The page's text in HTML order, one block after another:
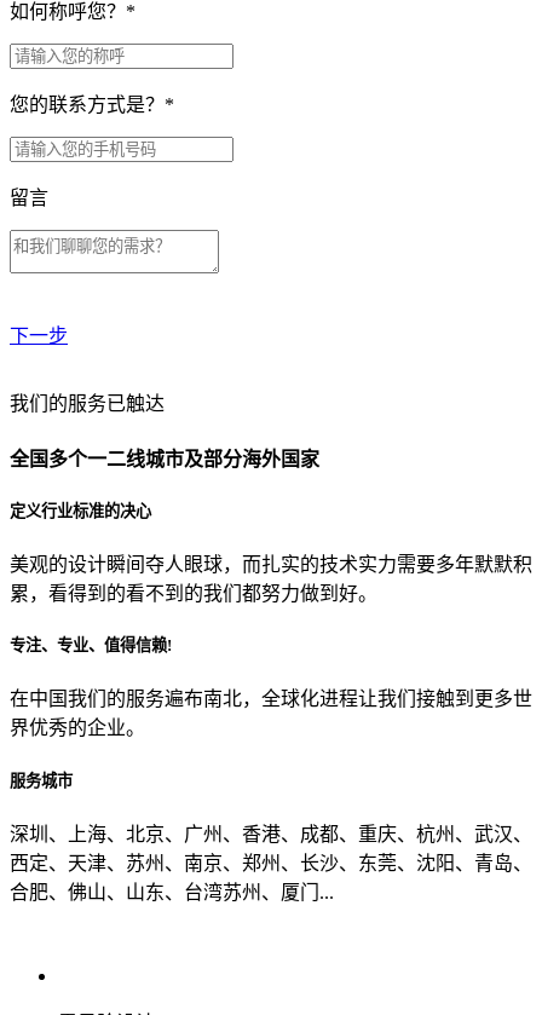
如何称呼您？ *
您的联系方式是？ *
留言
下一步
贵公司预算范围是？
贵公司的团队规模是？
目前主要的营销渠道是？
我们的服务已触达
全国多个一二线城市及部分海外国家
定义行业标准的决心
美观的设计瞬间夺人眼球，而扎实的技术实力需要多年默默积
累，看得到的看不到的我们都努力做到好。
专注、专业、值得信赖!
在中国我们的服务遍布南北，全球化进程让我们接触到更多世
界优秀的企业。
服务城市
深圳、上海、北京、广州、香港、成都、重庆、杭州、武汉、
西定、天津、苏州、南京、郑州、长沙、东莞、沈阳、青岛、
合肥、佛山、山东、台湾苏州、厦门...